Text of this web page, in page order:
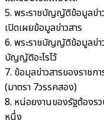
5. พระราชบัญญัติข้อมูลข่า
เปิดเผยข้อมูลข่าวสาร
6. พระราชบัญญัติข้อมูลข่า
บัญญัติอะไรไว้
7. ข้อมุลข่าวสารของราชก
(มาตรา 7วรรคสอง)
8. หน่อยงานของรัฐต้องรว
หนึ่ง